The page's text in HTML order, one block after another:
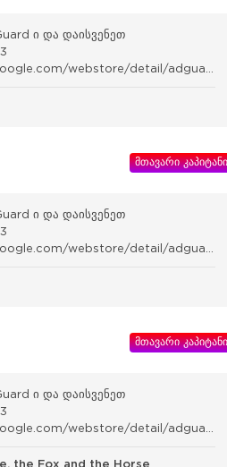
ი და დაისვენეთ
webstore/detail/adguard-
მთავარი კაპიტანი
ი და დაისვენეთ
webstore/detail/adguard-
მთავარი კაპიტანი
ი და დაისვენეთ
webstore/detail/adguard-
the Fox and the Horse